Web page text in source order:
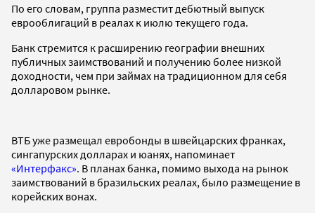
По его словам, группа разместит дебютный выпуск
еврооблигаций в реалах к июлю текущего года.
Банк стремится к расширению географии внешних
публичных заимствований и получению более низкой
доходности, чем при займах на традиционном для себя
долларовом рынке.
ВТБ уже размещал евробонды в швейцарских франках,
сингапурских долларах и юанях, напоминает
«Интерфакс». В планах банка, помимо выхода на рынок
заимствований в бразильских реалах, было размещение в
корейских вонах.